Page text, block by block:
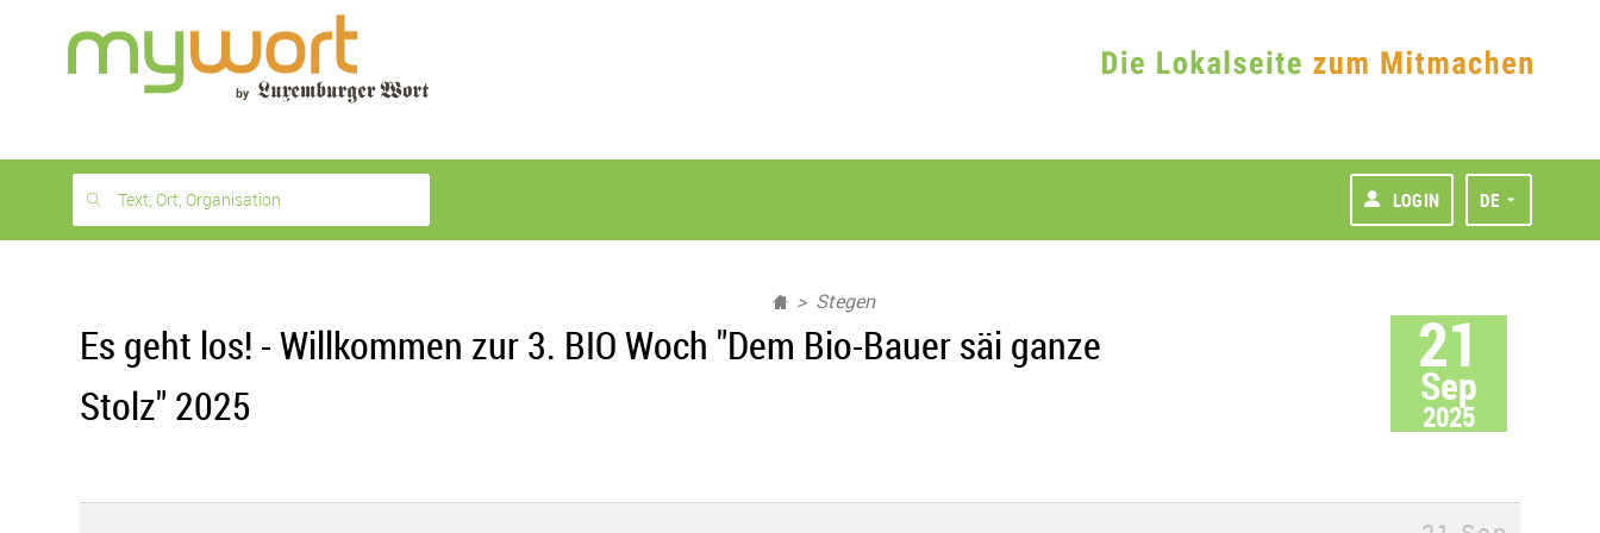
month
free
Text, Ort, Organisation LOGIN DE
Stegen
Es geht los! - Willkommen zur 3. BIO Woch "Dem Bio-Bauer säi ganze
Stolz" 2025
21
Sep
2025